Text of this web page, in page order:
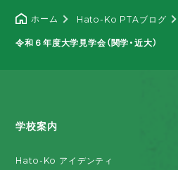
ホーム Hato-Ko PTAブログ
令和６年度大学見学会（関学・近大）
学校案内
Hato-Ko アイデンティ